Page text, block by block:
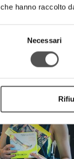
che hanno raccolto
Necessari